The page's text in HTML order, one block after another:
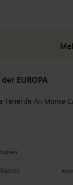
EUROPA
Tenerife An Monte
Nächte